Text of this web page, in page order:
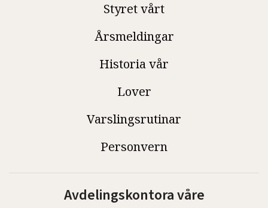
Styret vårt
Årsmeldingar
Historia vår
Lover
Varslingsrutinar
Personvern
Avdelingskontora våre